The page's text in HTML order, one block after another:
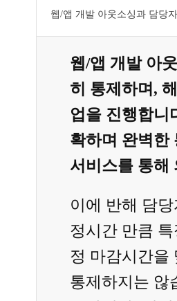
웹/앱 개발 아웃소싱과 담당
웹/앱 개발 아
히 통제하며,
업을 진행합니
확하며 완벽한
서비스를 통해
이에 반해 담
정시간 만큼
정 마감시간을
통제하지는 않